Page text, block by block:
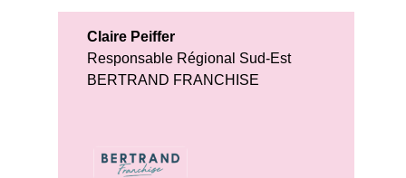
Claire Peiffer
Responsable Régional Sud-Est
BERTRAND FRANCHISE